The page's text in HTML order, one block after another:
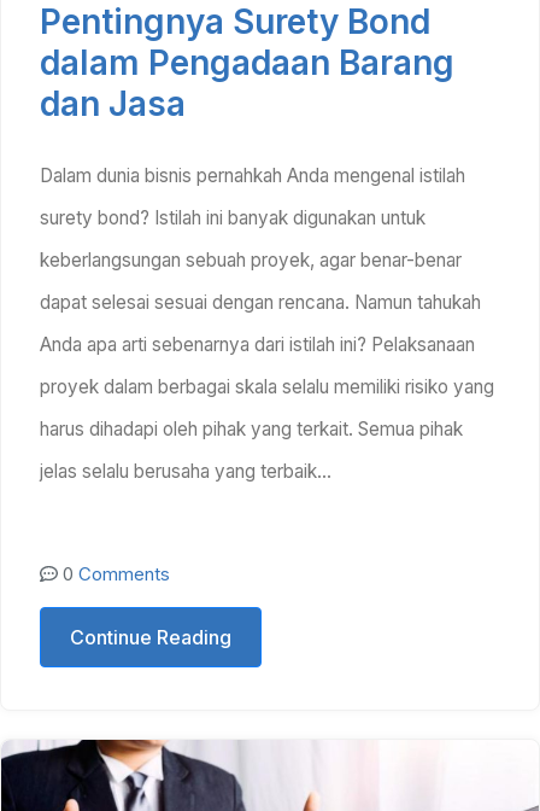
Pentingnya Surety Bond
dalam Pengadaan Barang
dan Jasa
Dalam dunia bisnis pernahkah Anda mengenal istilah
surety bond? Istilah ini banyak digunakan untuk
keberlangsungan sebuah proyek, agar benar-benar
dapat selesai sesuai dengan rencana. Namun tahukah
Anda apa arti sebenarnya dari istilah ini? Pelaksanaan
proyek dalam berbagai skala selalu memiliki risiko yang
harus dihadapi oleh pihak yang terkait. Semua pihak
jelas selalu berusaha yang terbaik…
0 Comments
Continue Reading